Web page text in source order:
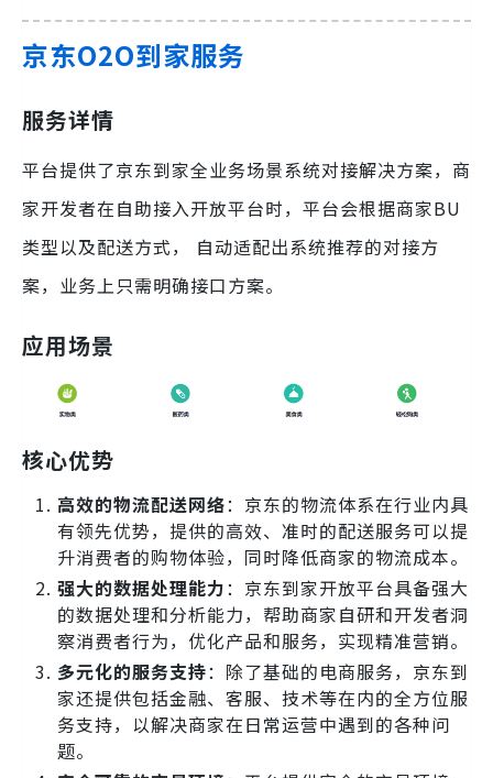
京东O2O到家服务
服务详情
平台提供了京东到家全业务场景系统对接解决方案，商
家开发者在自助接入开放平台时，平台会根据商家BU
类型以及配送方式， 自动适配出系统推荐的对接方
案，业务上只需明确接口方案。
应用场景
核心优势
高效的物流配送网络：京东的物流体系在行业内具
有领先优势，提供的高效、准时的配送服务可以提
升消费者的购物体验，同时降低商家的物流成本。
强大的数据处理能力：京东到家开放平台具备强大
的数据处理和分析能力，帮助商家自研和开发者洞
察消费者行为，优化产品和服务，实现精准营销。
多元化的服务支持：除了基础的电商服务，京东到
家还提供包括金融、客服、技术等在内的全方位服
务支持，以解决商家在日常运营中遇到的各种问
题。